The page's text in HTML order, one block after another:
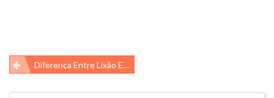
Navegação
de
Diferença Entre Lixão E Aterro Sanitário